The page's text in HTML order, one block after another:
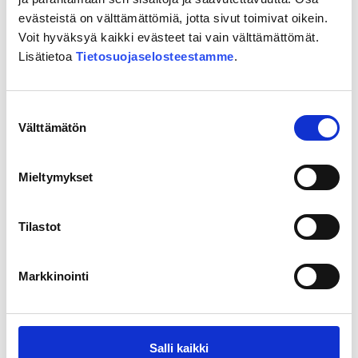
evästeistä on välttämättömiä, jotta sivut toimivat oikein.
Voit hyväksyä kaikki evästeet tai vain välttämättömät.
Lisätietoa Tietosuojaselosteestamme.
valinta
Välttämätön
Mieltymykset
Tilastot
Markkinointi
Salli kaikki
Ajankohtaista
Diplomityö: Rataa rakennettaessa
teräs ja betoni aiheuttavat